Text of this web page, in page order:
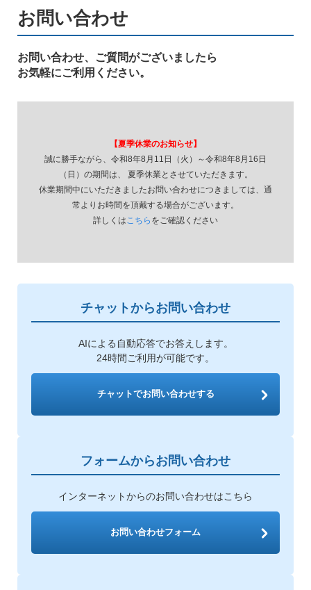
お問い合わせ
お問い合わせ、ご質問がございましたら
お気軽にご利用ください。
【夏季休業のお知らせ】
誠に勝手ながら、令和8年8月11日（火）～令和8年8月16日
（日）の期間は、 夏季休業とさせていただきます。
休業期間中にいただきましたお問い合わせにつきましては、通
常よりお時間を頂戴する場合がございます。
詳しくはこちら をご確認ください
チャットからお問い合わせ
AIによる自動応答でお答えします。
24時間ご利用が可能です。
チャットでお問い合わせする
フォームからお問い合わせ
インターネットからのお問い合わせはこちら
お問い合わせフォーム